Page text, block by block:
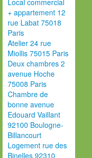
Local commercial
+ appartement 12
rue Labat 75018
Paris
Atelier 24 rue
Miollis 75015 Paris
Deux chambres 2
avenue Hoche
75008 Paris
Chambre de
bonne avenue
Edouard Vaillant
92100 Boulogne-
Billancourt
Logement rue des
Binelles 92310